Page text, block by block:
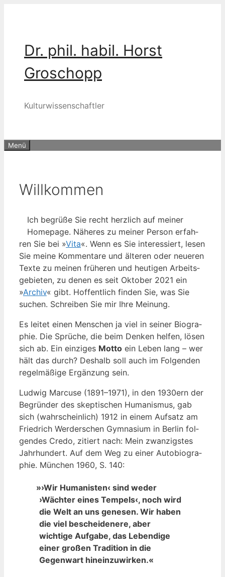
Dr. phil. habil. Horst
Groschopp
Kulturwissenschaftler
Menü
Willkommen
Ich begrü­ße Sie recht herz­lich auf mei­ner
Home­page. Nähe­res zu mei­ner Per­son erfah­
ren Sie bei »Vita«. Wenn es Sie inter­es­siert, lesen
Sie mei­ne Kom­men­ta­re und älte­ren oder neue­ren
Tex­te zu mei­nen frü­he­ren und heu­ti­gen Arbeits­
ge­bie­ten, zu denen es seit Okto­ber 2021 ein
»Archiv« gibt. Hof­fent­lich fin­den Sie, was Sie
suchen. Schrei­ben Sie mir Ihre Meinung.
Es lei­tet einen Men­schen ja viel in sei­ner Bio­gra­
phie. Die Sprü­che, die beim Den­ken hel­fen, lösen
sich ab. Ein ein­zi­ges Motto ein Leben lang – wer
hält das durch? Des­halb soll auch im Fol­gen­den
regel­mä­ßi­ge Ergän­zung sein.
Lud­wig Mar­cu­se (1891–1971), in den 1930ern der
Begrün­der des skep­ti­schen Huma­nis­mus, gab
sich (wahr­schein­lich) 1912 in einem Auf­satz am
Fried­rich Wer­der­schen Gym­na­si­um in Ber­lin fol­
gen­des Cre­do, zitiert nach: Mein zwan­zigs­tes
Jahr­hun­dert. Auf dem Weg zu einer Auto­bio­gra­
phie. Mün­chen 1960, S. 140:
»›Wir Humanisten‹ sind weder
›Wächter eines Tempels‹, noch wird
die Welt an uns genesen. Wir haben
die viel bescheidenere, aber
wichtige Aufgabe, das Lebendige
einer großen Tradition in die
Gegenwart hineinzuwirken.«